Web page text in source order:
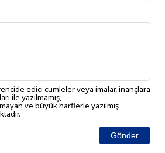
edici cümleler veya imalar, inançlara
ile yazılmamış,
ve büyük harflerle yazılmış
Gönder